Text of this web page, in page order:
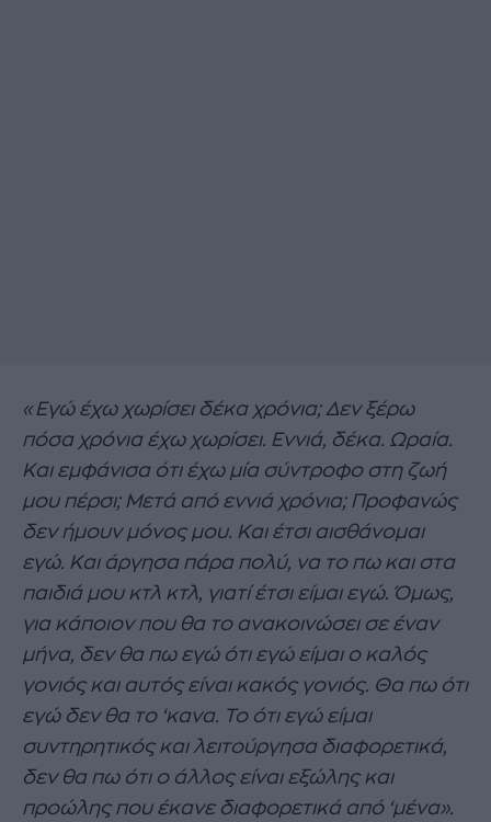
«Εγώ έχω χωρίσει δέκα χρόνια; Δεν ξέρω
πόσα χρόνια έχω χωρίσει. Εννιά, δέκα. Ωραία.
Και εμφάνισα ότι έχω μία σύντροφο στη ζωή
μου πέρσι; Μετά από εννιά χρόνια; Προφανώς
δεν ήμουν μόνος μου. Και έτσι αισθάνομαι
εγώ. Και άργησα πάρα πολύ, να το πω και στα
παιδιά μου κτλ κτλ, γιατί έτσι είμαι εγώ. Όμως,
για κάποιον που θα το ανακοινώσει σε έναν
μήνα, δεν θα πω εγώ ότι εγώ είμαι ο καλός
γονιός και αυτός είναι κακός γονιός. Θα πω ότι
εγώ δεν θα το ‘κανα. Το ότι εγώ είμαι
συντηρητικός και λειτούργησα διαφορετικά,
δεν θα πω ότι ο άλλος είναι εξώλης και
προώλης που έκανε διαφορετικά από ‘μένα».